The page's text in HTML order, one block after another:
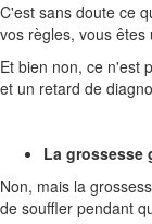
C'est sans doute ce
vos règles, vous
Et bien non, ce n'est
et un retard de
La grossesse
Non, mais la
de souffler pendant